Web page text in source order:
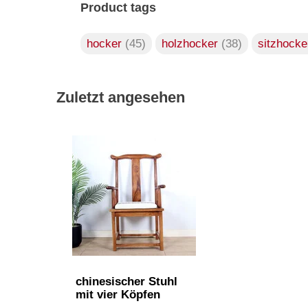
Product tags
hocker (45) holzhocker (38)
Zuletzt angesehen
chinesischer Stuhl
mit vier Köpfen